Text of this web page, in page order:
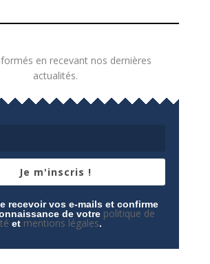
en recevant nos dernières
actualités.
Je m'inscris !
recevoir vos e-mails et confirme
de votre politique de
et mentions légales.